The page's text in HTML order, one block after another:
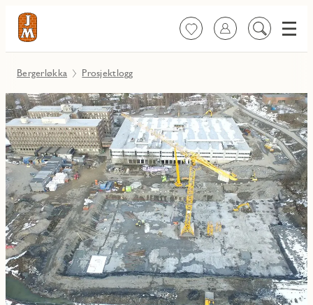
FavoritterLogg inn
Søk
Meny
Bergerløkka Prosjektlogg